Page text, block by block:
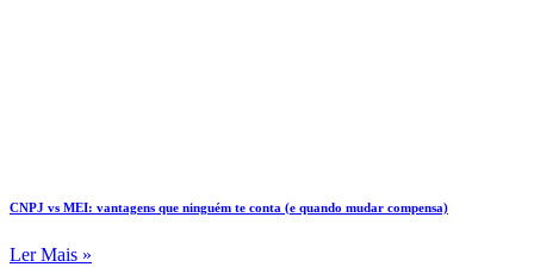
CNPJ vs MEI: vantagens que ninguém te conta (e quando mudar compensa)
Ler Mais »